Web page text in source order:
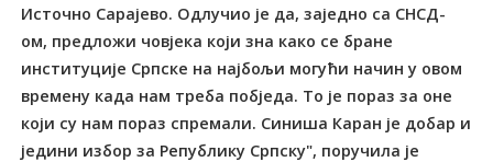
Источно Сарајево. Одлучио је да, заједно са СНСД-
ом, предложи човјека који зна како се бране
институције Српске на најбољи могући начин у овом
времену када нам треба побједа. То је пораз за оне
који су нам пораз спремали. Синиша Каран је добар и
једини избор за Републику Српску", поручила је